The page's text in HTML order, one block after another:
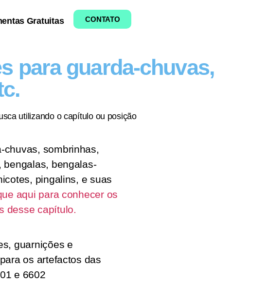
Gratuitas CONTATO
para guarda-chuvas,
utilizando o capítulo ou posição
chuvas, sombrinhas,
bengalas, bengalas-
pingalins, e suas
aqui para conhecer os
desse capítulo.
guarnições e
os artefactos das
e 6602